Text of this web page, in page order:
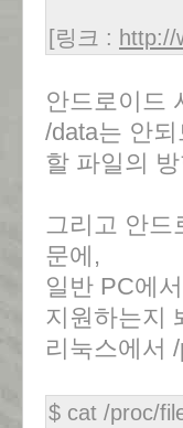
[링크 : http://
안드로이드
/data는 안
할 파일의
그리고 안드
문에,
일반 PC에
지원하는지
리눅스에서
$ cat /proc/